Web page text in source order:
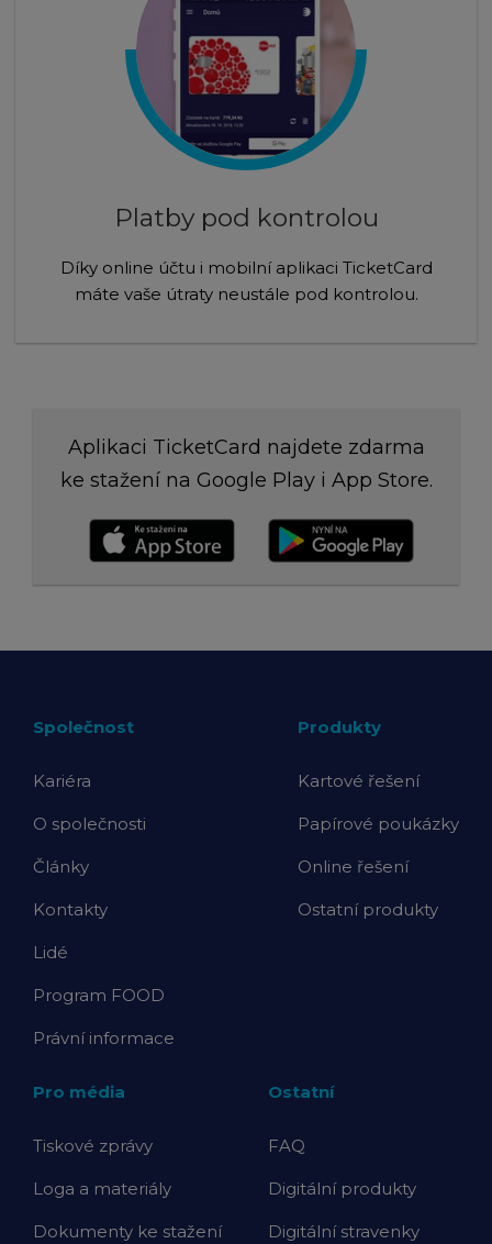
Platby pod kontrolou
Díky online účtu i mobilní aplikaci TicketCard
máte vaše útraty neustále pod kontrolou.
Aplikaci TicketCard najdete zdarma
ke stažení na Google Play i App Store.
Společnost
Kariéra
O společnosti
Články
Kontakty
Lidé
Program FOOD
Právní informace
Produkty
Kartové řešení
Papírové poukázky
Online řešení
Ostatní produkty
Pro média
Tiskové zprávy
Loga a materiály
Dokumenty ke stažení
Ostatní
FAQ
Digitální produkty
Digitální stravenky